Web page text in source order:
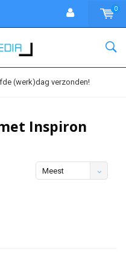
0
(werk)dag verzonden!
Inspiron
Meest